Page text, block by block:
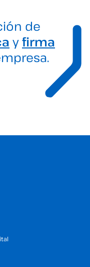
de
yfirma